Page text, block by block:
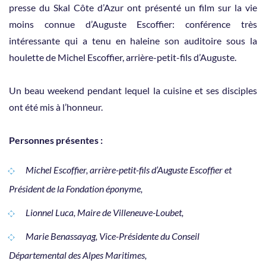
presse du Skal Côte d’Azur ont présenté un film sur la vie
moins connue d’Auguste Escoffier: conférence très
intéressante qui a tenu en haleine son auditoire sous la
houlette de Michel Escoffier, arrière-petit-fils d’Auguste.
Un beau weekend pendant lequel la cuisine et ses disciples
ont été mis à l’honneur.
Personnes présentes :
Michel Escoffier, arrière-petit-fils d’Auguste Escoffier et
Président de la Fondation éponyme,
Lionnel Luca, Maire de Villeneuve-Loubet,
Marie Benassayag, Vice-Présidente du Conseil
Départemental des Alpes Maritimes,